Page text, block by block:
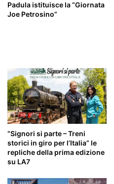
Padula istituisce la “Giornata
Joe Petrosino”
“Signori si parte – Treni
storici in giro per l’Italia” le
repliche della prima edizione
su LA7